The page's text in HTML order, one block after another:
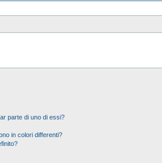
parte di uno di essi?
in colori differenti?